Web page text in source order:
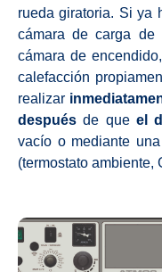
rueda giratoria. Si ya
cámara de carga
cámara de
calefacción
realizar
después de que el
vacío o mediante una
(termostato ambiente,